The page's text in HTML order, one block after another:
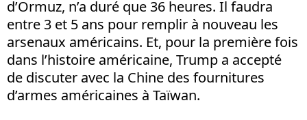
d’Ormuz, n’a duré que 36 heures. Il faudra
entre 3 et 5 ans pour remplir à nouveau les
arsenaux américains. Et, pour la première fois
dans l’histoire américaine, Trump a accepté
de discuter avec la Chine des fournitures
d’armes américaines à Taïwan.